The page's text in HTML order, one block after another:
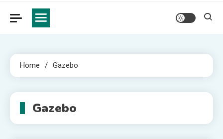
Home Gazebo
Gazebo